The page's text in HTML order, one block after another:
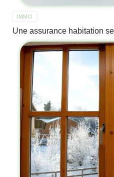
IMMO
Une assurance habitation